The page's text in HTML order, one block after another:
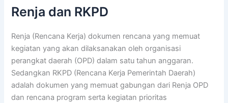
Renja dan RKPD
Renja (Rencana Kerja) dokumen rencana yang memuat
kegiatan yang akan dilaksanakan oleh organisasi
perangkat daerah (OPD) dalam satu tahun anggaran.
Sedangkan RKPD (Rencana Kerja Pemerintah Daerah)
adalah dokumen yang memuat gabungan dari Renja OPD
dan rencana program serta kegiatan prioritas